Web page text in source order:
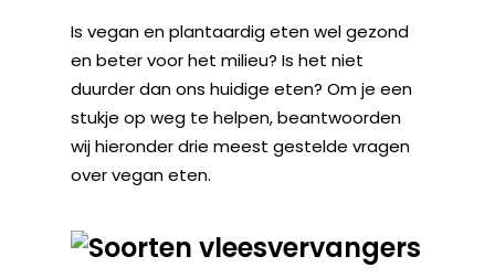
Is vegan en plantaardig eten wel gezond
en beter voor het milieu? Is het niet
duurder dan ons huidige eten? Om je een
stukje op weg te helpen, beantwoorden
wij hieronder drie meest gestelde vragen
over vegan eten.